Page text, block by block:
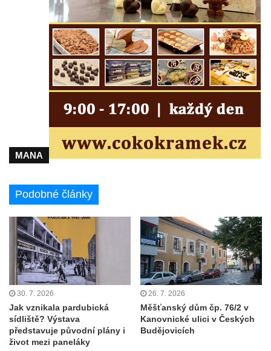
Bývalý cukrovar Chlumčany
Sluneční hodiny u domu čp. 14 v
Chlumčanech
Dělnický dům ve Veltěži
Kleinův statek v Konětopech
Památník bývalého nádraží Strupčice
Fara u kostela svaté Kateřiny Alexandrijské
Dům č.ev. 124 v Janově-Novém Boru
Barokní sýpka v Brníkově
Budova kampeličky v Podbradci
Bývalá železniční stanice Horní Jiřetín
Dům čp. 3 na Mírovém náměstí v
Budova bývalé restaurace Pod lesem čp.
2119 v Tylově ulici v Litvínově
MANA
Podobné články
30. 7. 2026
Jak vznikala pardubická
sídliště? Výstava
představuje původní plány i
život mezi paneláky
26. 7. 2026
Měšťanský dům čp. 76/2 v
Kanovnické ulici v Českých
Budějovicích